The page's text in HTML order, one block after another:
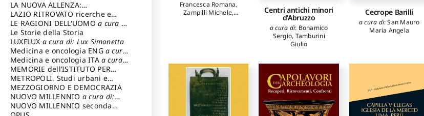
Simonetta Villanti
Francesca Romana,
Zampilli Michele,
Francesca,Cangi
Giovanni,Zampilli
Michele,Di Zio Lelio
Oriano
Centri antichi minori
d’Abruzzo
a cura di: Bonamico
Sergio, Tamburini
Giulio
Cecrope Barilli
a cura di:San Mauro
Maria Angela
LA NUOVA ALLENZA:
ARCHITETTURA & AMBIENTE
LAZIO RITROVATO ricerche e
restauri
LE RAGIONI DELL'UOMOa cura di:
Lombardi Satriani Luigi
Le Storie della Storia
LUXFLUX a cura di: Lux Simonetta
Medicina e oncologia ENG a cura
di: Lopez Massimo
Medicina e oncologia ITA a cura
di: Lopez Massimo
MEMORIE dell’ISTITUTO PER
STORIA DEL RISORGIMENTO
METROPOLI. Studi urbani e
regionali
MEZZOGIORNO E DEMOCRAZIA
NUOVO MILLENNIO a cura di:
Capaldo Pellegrino
NUOVO MILLENNIO seconda